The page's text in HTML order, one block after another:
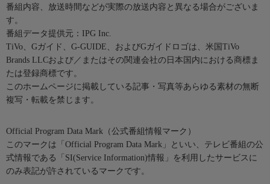
番組内容、放送時間などが実際の放送内容と異なる場合がございま
す。
番組データ提供元：IPG Inc.
TiVo、Gガイド、G-GUIDE、およびGガイドロゴは、米国TiVo
Brands LLCおよび／またはその関連会社の日本国内における商標ま
たは登録商標です。
このホームページに掲載している記事・写真等あらゆる素材の無断
複写・転載を禁じます。
Official Program Data Mark（公式番組情報マーク）
このマークは「Official Program Data Mark」といい、テレビ番組の公
式情報である「SI(Service Information)情報」を利用したサービスに
のみ表記が許されているマークです。